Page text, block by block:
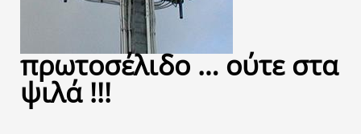
πρωτοσέλιδο … ούτε στα
ψιλά !!!